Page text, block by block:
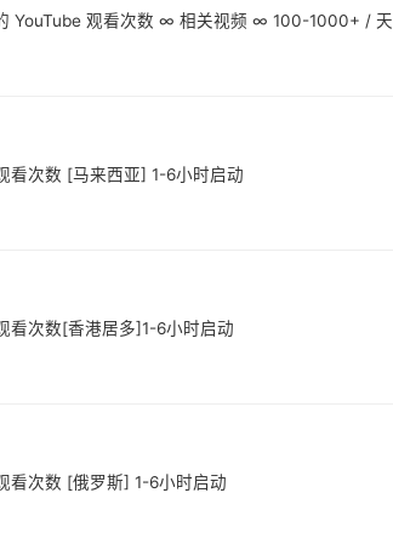
YouTube 观看次数 ∞ 相关视频 ∞ 100-1000+ / 天
看次数 [马来西亚] 1-6小时启动
看次数[香港居多]1-6小时启动
看次数 [俄罗斯] 1-6小时启动